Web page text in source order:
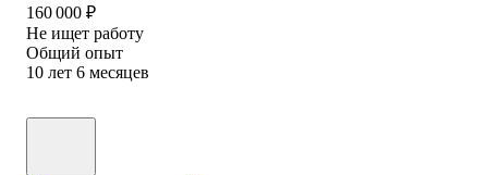
160 000 ₽
Не ищет работу
Общий опыт
10 лет 6 месяцев